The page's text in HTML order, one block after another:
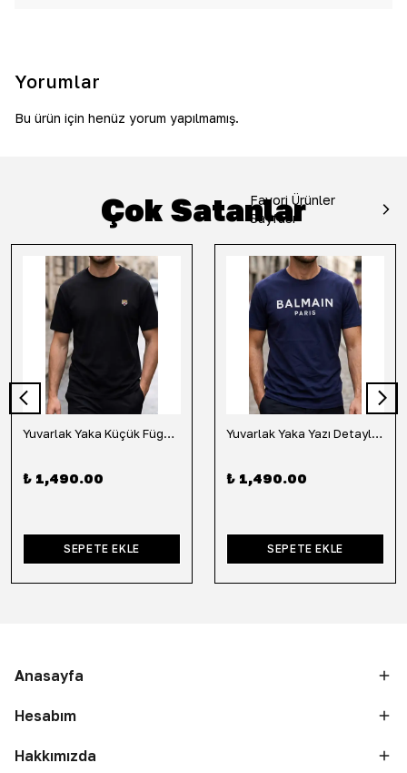
Yorumlar
Bu ürün için henüz yorum yapılmamış.
Çok Satanlar
Favori Ürünler
Sayfası
Yuvarlak Yaka Küçük Fügür Detaylı Tişört-Siyah
₺ 1,490.00
SEPETE EKLE
Yuvarlak Yaka Yazı Detaylı Tişört-Lacivert
₺ 1,490.00
SEPETE EKLE
Anasayfa
Hesabım
Hakkımızda